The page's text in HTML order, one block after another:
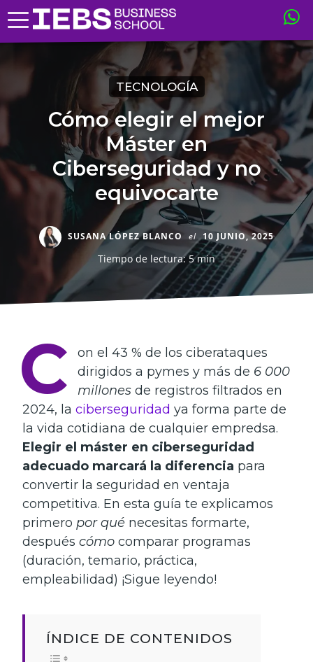
TECNOLOGÍA
Cómo elegir el mejor
Máster en
Ciberseguridad y no
equivocarte
SUSANA LÓPEZ BLANCO el 10 JUNIO, 2025
Tiempo de lectura: 5 min
C
on el 43 % de los ciberataques
dirigidos a pymes y más de 6 000
millones de registros filtrados en
2024, la ciberseguridad ya forma parte de
la vida cotidiana de cualquier empredsa.
Elegir el máster en ciberseguridad
adecuado marcará la diferencia para
convertir la seguridad en ventaja
competitiva. En esta guía te explicamos
primero por qué necesitas formarte,
después cómo comparar programas
(duración, temario, práctica,
empleabilidad) ¡Sigue leyendo!
ÍNDICE DE CONTENIDOS